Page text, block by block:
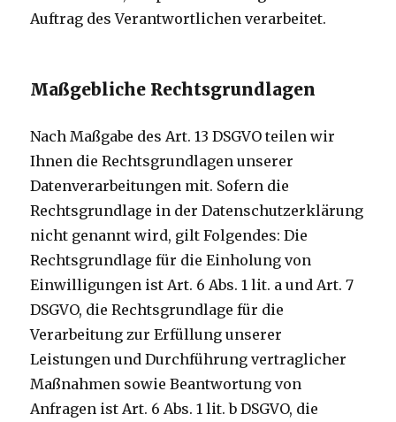
Auftrag des Verantwortlichen verarbeitet.
Maßgebliche Rechtsgrundlagen
Nach Maßgabe des Art. 13 DSGVO teilen wir
Ihnen die Rechtsgrundlagen unserer
Datenverarbeitungen mit. Sofern die
Rechtsgrundlage in der Datenschutzerklärung
nicht genannt wird, gilt Folgendes: Die
Rechtsgrundlage für die Einholung von
Einwilligungen ist Art. 6 Abs. 1 lit. a und Art. 7
DSGVO, die Rechtsgrundlage für die
Verarbeitung zur Erfüllung unserer
Leistungen und Durchführung vertraglicher
Maßnahmen sowie Beantwortung von
Anfragen ist Art. 6 Abs. 1 lit. b DSGVO, die